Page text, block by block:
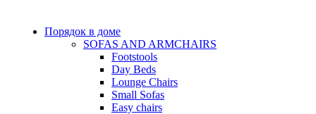
Порядок в доме
SOFAS AND ARMCHAIRS
Footstools
Day Beds
Lounge Chairs
Small Sofas
Easy chairs